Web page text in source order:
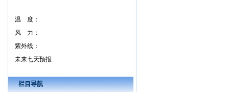
栏目导航